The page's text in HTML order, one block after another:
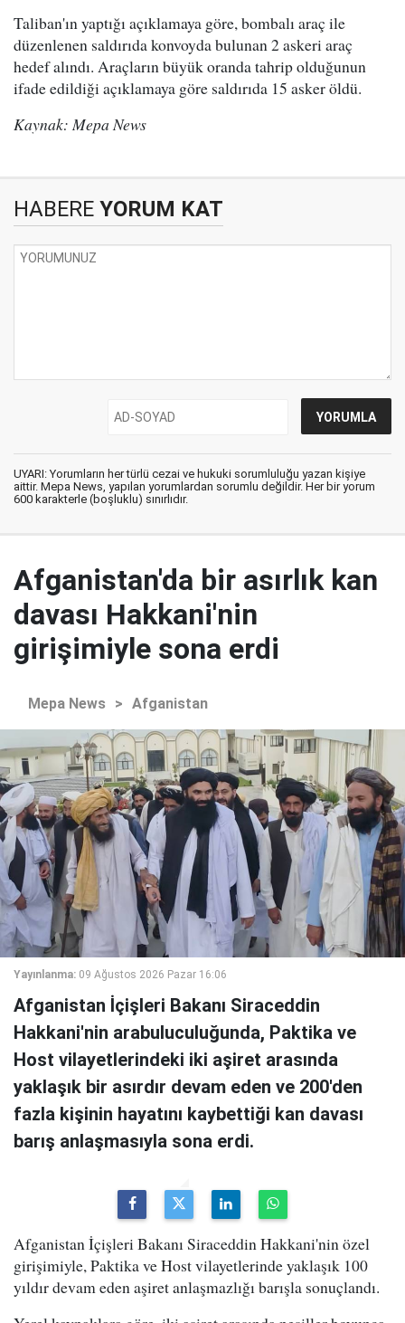
Taliban'ın yaptığı açıklamaya göre, bombalı araç ile
düzenlenen saldırıda konvoyda bulunan 2 askeri araç
hedef alındı. Araçların büyük oranda tahrip olduğunun
ifade edildiği açıklamaya göre saldırıda 15 asker öldü.
Kaynak: Mepa News
HABERE YORUM KAT
UYARI: Yorumların her türlü cezai ve hukuki sorumluluğu yazan kişiye
aittir. Mepa News, yapılan yorumlardan sorumlu değildir. Her bir yorum
600 karakterle (boşluklu) sınırlıdır.
Afganistan'da bir asırlık kan
davası Hakkani'nin
girişimiyle sona erdi
Mepa News > Afganistan
Yayınlanma: 09 Ağustos 2026 Pazar 16:06
Afganistan İçişleri Bakanı Siraceddin
Hakkani'nin arabuluculuğunda, Paktika ve
Host vilayetlerindeki iki aşiret arasında
yaklaşık bir asırdır devam eden ve 200'den
fazla kişinin hayatını kaybettiği kan davası
barış anlaşmasıyla sona erdi.
Afganistan İçişleri Bakanı Siraceddin Hakkani'nin özel
girişimiyle, Paktika ve Host vilayetlerinde yaklaşık 100
yıldır devam eden aşiret anlaşmazlığı barışla sonuçlandı.